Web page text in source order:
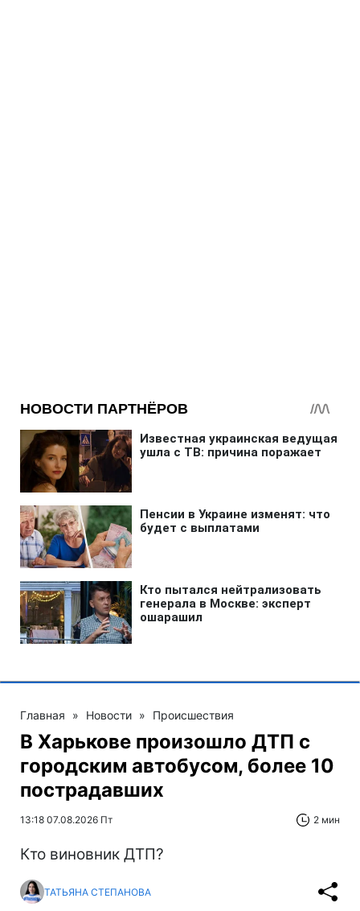
Главная » Новости » Происшествия
В Харькове произошло ДТП с
городским автобусом, более 10
пострадавших
13:18 07.08.2026 Пт 2 мин
Кто виновник ДТП?
ТАТЬЯНА СТЕПАНОВА